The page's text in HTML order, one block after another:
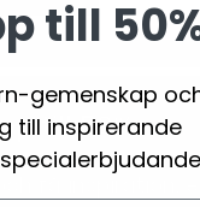
till 50%
få inspiration,
till
gemenskap
till inspirerande